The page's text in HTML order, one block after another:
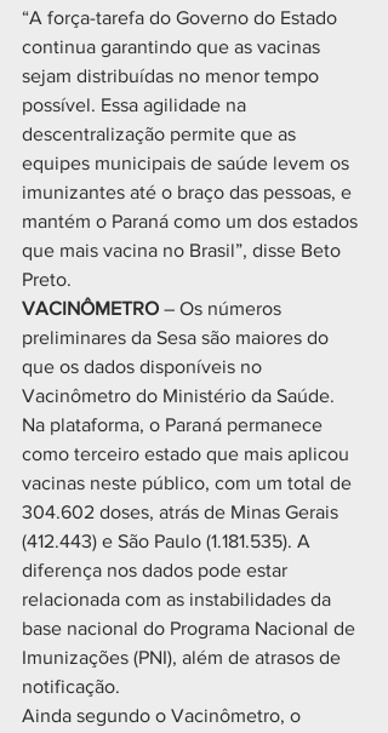
“A força-tarefa do Governo do Estado
continua garantindo que as vacinas
sejam distribuídas no menor tempo
possível. Essa agilidade na
descentralização permite que as
equipes municipais de saúde levem os
imunizantes até o braço das pessoas, e
mantém o Paraná como um dos estados
que mais vacina no Brasil”, disse Beto
Preto.
VACINÔMETRO – Os números
preliminares da Sesa são maiores do
que os dados disponíveis no
Vacinômetro do Ministério da Saúde.
Na plataforma, o Paraná permanece
como terceiro estado que mais aplicou
vacinas neste público, com um total de
304.602 doses, atrás de Minas Gerais
(412.443) e São Paulo (1.181.535). A
diferença nos dados pode estar
relacionada com as instabilidades da
base nacional do Programa Nacional de
Imunizações (PNI), além de atrasos de
notificação.
Ainda segundo o Vacinômetro, o